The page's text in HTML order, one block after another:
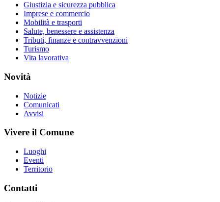
Giustizia e sicurezza pubblica
Imprese e commercio
Mobilità e trasporti
Salute, benessere e assistenza
Tributi, finanze e contravvenzioni
Turismo
Vita lavorativa
Novità
Notizie
Comunicati
Avvisi
Vivere il Comune
Luoghi
Eventi
Territorio
Contatti